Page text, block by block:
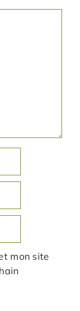
mon site